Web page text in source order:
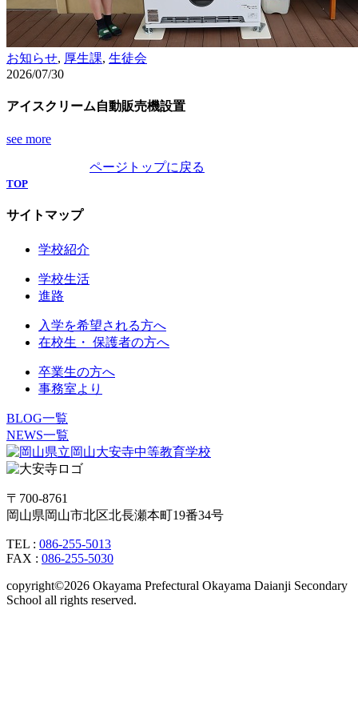
お知らせ, 厚生課, 生徒会
2026/07/30
アイスクリーム自動販売機設置
see more
ページトップに戻る
TOP
サイトマップ
学校紹介
学校生活
進路
入学を希望される方へ
在校生・ 保護者の方へ
卒業生の方へ
事務室より
BLOG一覧
NEWS一覧
〒700-8761
岡山県岡山市北区北長瀬本町19番34号
TEL : 086-255-5013
FAX : 086-255-5030
copyright©2026 Okayama Prefectural Okayama Daianji Secondary
School all rights reserved.